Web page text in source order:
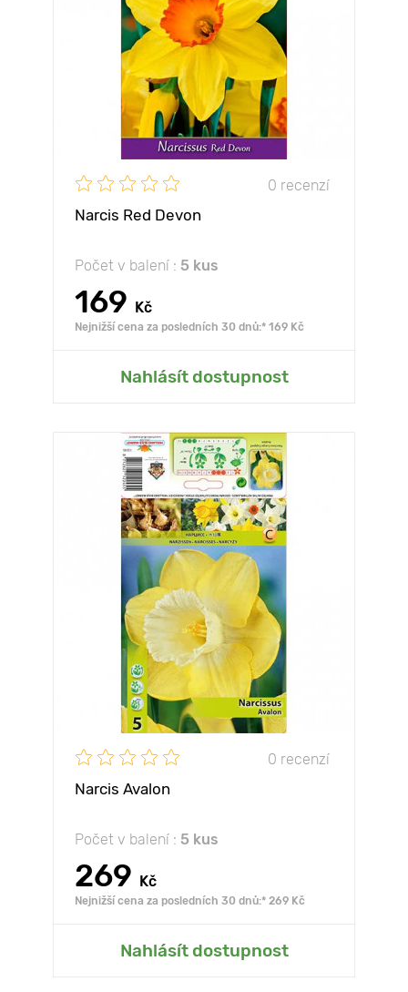
0 recenzí
Narcis Red Devon
Počet v balení : 5 kus
169 Kč
Nejnižší cena za posledních 30 dnů:* 169 Kč
Nahlásít dostupnost
0 recenzí
Narcis Avalon
Počet v balení : 5 kus
269 Kč
Nejnižší cena za posledních 30 dnů:* 269 Kč
Nahlásít dostupnost